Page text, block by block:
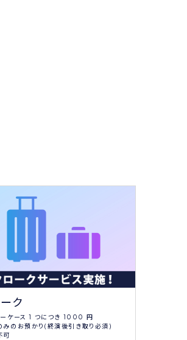
ク
ーケース 1 つにつき 1000 円
みのお預かり(終演後引き取り必須)
可